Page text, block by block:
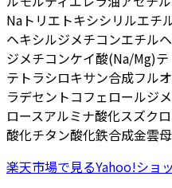
Na トリエトキシシリルエチ
ヘキシルジメチコンエチル
ジメチコンケイ酸(Na/Mg)
テトラシロキサン合成フル
ラデセン トコフェロールジ
ロースアルミナ酸化スズク
酸化チタン酸化鉄合成金雲母
楽天市場で見るYahoo!ショ